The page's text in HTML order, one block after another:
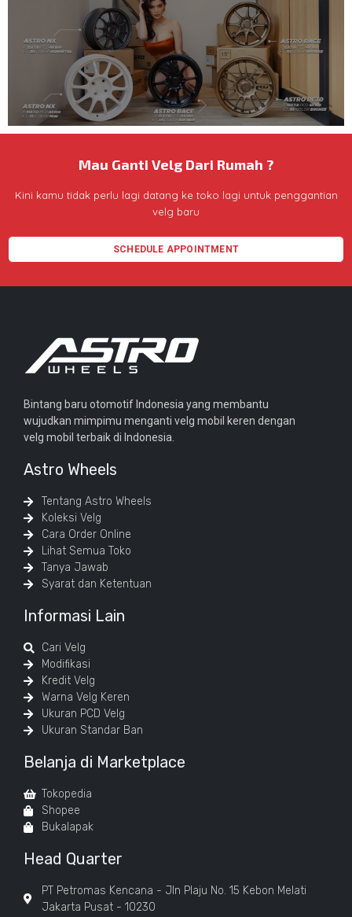
Mau Ganti Velg Dari Rumah ?
Kini kamu tidak perlu lagi datang ke toko lagi untuk penggantian
velg baru
SCHEDULE APPOINTMENT
Bintang baru otomotif Indonesia yang membantu
wujudkan mimpimu menganti velg mobil keren dengan
velg mobil terbaik di Indonesia.
Astro Wheels
Tentang Astro Wheels
Koleksi Velg
Cara Order Online
Lihat Semua Toko
Tanya Jawab
Syarat dan Ketentuan
Informasi Lain
Cari Velg
Modifikasi
Kredit Velg
Warna Velg Keren
Ukuran PCD Velg
Ukuran Standar Ban
Belanja di Marketplace
Tokopedia
Shopee
Bukalapak
Head Quarter
PT Petromas Kencana - Jln Plaju No. 15 Kebon Melati
Jakarta Pusat - 10230